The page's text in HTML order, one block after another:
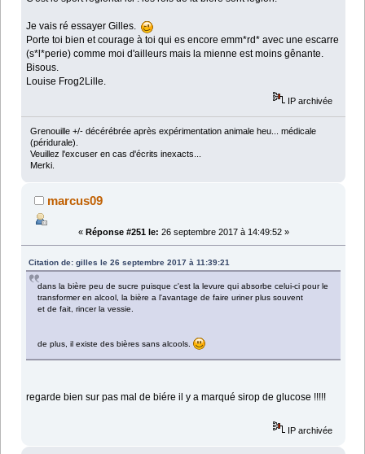
Je vais ré essayer Gilles.
Porte toi bien et courage à toi qui es encore emm*rd* avec une escarre
(s*l*perie) comme moi d'ailleurs mais la mienne est moins gênante.
Bisous.
Louise Frog2Lille.
IP archivée
Grenouille +/- décérébrée après expérimentation animale heu... médicale
(péridurale).
Veuillez l'excuser en cas d'écrits inexacts...
Merki.
marcus09
« Réponse #251 le: 26 septembre 2017 à 14:49:52 »
Citation de: gilles le 26 septembre 2017 à 11:39:21
dans la bière peu de sucre puisque c'est la levure qui absorbe celui-ci pour le
transformer en alcool, la bière a l'avantage de faire uriner plus souvent
et de fait, rincer la vessie.
de plus, il existe des bières sans alcools.
regarde bien sur pas mal de biére il y a marqué sirop de glucose !!!!!
IP archivée